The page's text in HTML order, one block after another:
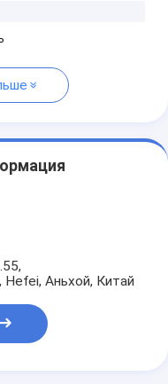
Hefei, Аньхой, Китай